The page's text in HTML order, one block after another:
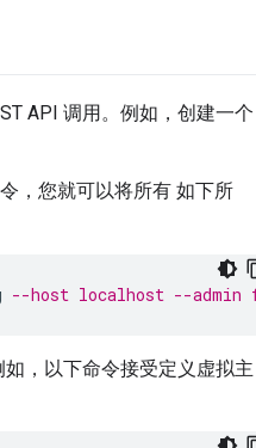
API 调用。例如，创建一个
，您就可以将所有 如下所
--host localhost --admin
，以下命令接受定义虚拟主